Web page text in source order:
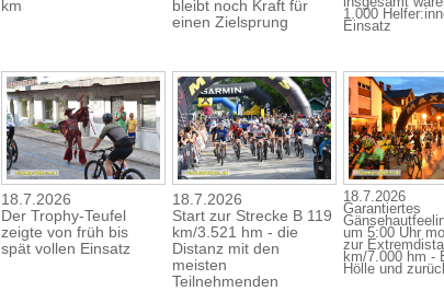
km
bleibt noch Kraft für
einen Zielsprung
1.000
Einsatz
18.7.2026
Der Trophy-Teufel
zeigte von früh bis
spät vollen Einsatz
18.7.2026
Start zur Strecke B 119
km/3.521 hm - die
Distanz mit den
meisten
Teilnehmenden
18.7.2026
Garantiertes
um 5:00 Uhr
zur
km/7.000 hm -
Hölle und